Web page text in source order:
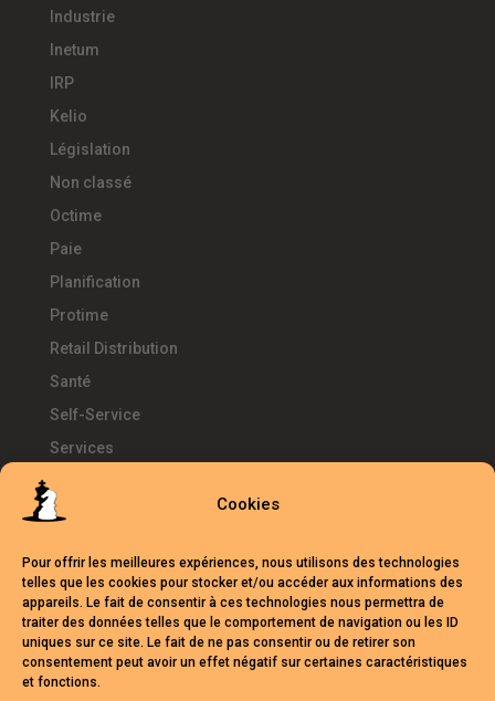
Cookies
Pour offrir les meilleures expériences, nous utilisons des technologies
telles que les cookies pour stocker et/ou accéder aux informations des
appareils. Le fait de consentir à ces technologies nous permettra de
traiter des données telles que le comportement de navigation ou les ID
uniques sur ce site. Le fait de ne pas consentir ou de retirer son
consentement peut avoir un effet négatif sur certaines caractéristiques
et fonctions.
Industrie
Inetum
IRP
Kelio
Législation
Non classé
Octime
Paie
Planification
Protime
Retail Distribution
Santé
Self-Service
Services
Télétravail
Temps d'Avance
UKG
Webinars